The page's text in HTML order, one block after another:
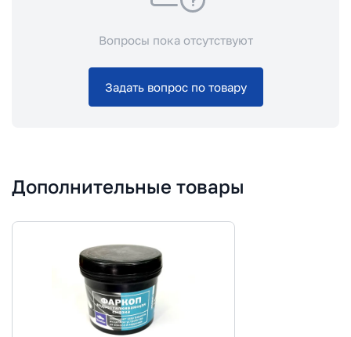
Вопросы пока отсутствуют
Задать вопрос по товару
Дополнительные товары